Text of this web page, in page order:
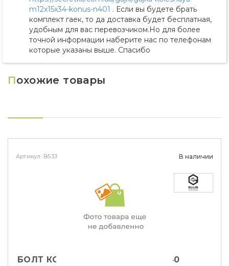
m12x15x34-konus-n401 . Если вы будете брать
комплект гаек, то да доставка будет бесплатная,
удобным для вас перевозчиком.Но для более
точной информации наберите нас по телефонам
которые указаны выше. Спасибо
Похожие товары
Артикул: B533 В наличии
БОЛТ КОЛЕСНЫЙ ELLIS M12X1,5X40